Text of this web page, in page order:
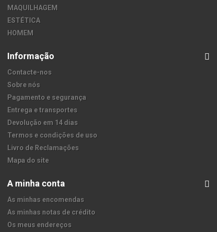
MAQUILHAGEM
ESTÉTICA
HOMEM
Informação
Contacte-nos
Sobre nós
Pagamento e segurança
Entrega e transportes
Devolução em 14 dias
Termos e condições de uso
Livro de Reclamações
Mapa do site
A minha conta
As minhas encomendas
As minhas notas de crédito
Os meus endereços